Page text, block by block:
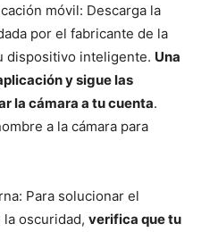
móvil: Descarga la
por el fabricante de la
dispositivo inteligente. Una
y sigue las
la cámara a tu cuenta.
a la cámara para
Para solucionar el
oscuridad, verifica que tu